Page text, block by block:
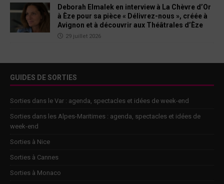
Deborah Elmalek en interview à La Chèvre d’Or
à Èze pour sa pièce « Délivrez-nous », créée à
Avignon et à découvrir aux Théâtrales d’Èze
29 juillet 2026
GUIDES DE SORTIES
Sorties dans le Var : agenda, spectacles et idées de week-end
Sorties dans les Alpes-Maritimes : agenda, spectacles et idées de
week-end
Sorties à Nice
Sorties à Cannes
Sorties à Monaco